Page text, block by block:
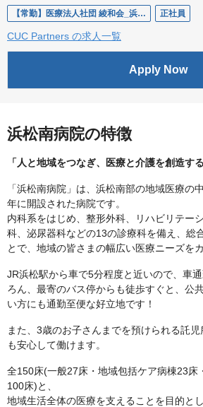
【常勤】医療法人社団 綾和会_浜松南病院：看護師＜外来＞※夜勤必須 正社員
CUC Partners の求人一覧
Apply Now
浜松南病院の特徴
「人と地域をつなぎ、医療と介護を創造す
「浜松南病院」は、浜松南部の地域医療の
年に開設された病院です。
内科系をはじめ、整形外科、リハビリテー
科、泌尿器科などの13の診療科を備え、総
とで、地域の皆さまの幅広い医療ニーズを
JR浜松駅から車で5分程度と近いので、車
ろん、最寄のバス停からも徒歩すぐと、公
い方にも通勤至便な好立地です！
また、3歳のお子さんまでを預けられる託
も安心して働けます。
全150床(一般27床・地域包括ケア病棟23床
100床)と、
地域生活全体の医療を支えることを目的と